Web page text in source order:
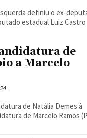
definiu o ex-
estadual Luiz Castro
de
a Marcelo
de Natália Demes à
de Marcelo Ramos